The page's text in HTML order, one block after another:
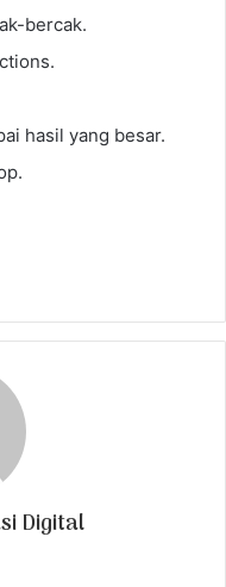
bercak.
hasil yang besar.
Digital